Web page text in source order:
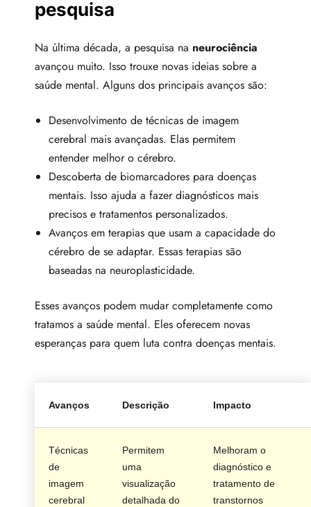
pesquisa
Na última década, a pesquisa na neurociência
avançou muito. Isso trouxe novas ideias sobre a
saúde mental. Alguns dos principais avanços são:
Desenvolvimento de técnicas de imagem
cerebral mais avançadas. Elas permitem
entender melhor o cérebro.
Descoberta de biomarcadores para doenças
mentais. Isso ajuda a fazer diagnósticos mais
precisos e tratamentos personalizados.
Avanços em terapias que usam a capacidade do
cérebro de se adaptar. Essas terapias são
baseadas na neuroplasticidade.
Esses avanços podem mudar completamente como
tratamos a saúde mental. Eles oferecem novas
esperanças para quem luta contra doenças mentais.
Avanços Descrição Impacto
Técnicas
de
imagem
cerebral
Permitem
uma
visualização
detalhada do
Melhoram o
diagnóstico e
tratamento de
transtornos